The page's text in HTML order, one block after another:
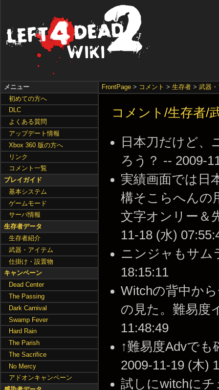
FrontPage > コメント >生存者 >武器
コメント/生存者/
日本刀だけど
ろう？ -- 2009-
実績画面では
構そこらへんの
文字オンリー＆
11-18 (水)
ニンジャもサム
18:15:11
Witchの背中か
の見た。難易度
11:48:49
↑難易度Advで
2009-11-19 (木)
試しにwitchに
メニュー
初めての方へ
DLC
よくある質問
アップデート情報
Xbox 360 版の方へ
リンク
コメント一覧
プレイガイド
基本システム
ゲームモード
サーバ情報
生存者データ
生存者紹介
武器・アイテム
仕掛け・設置物
キャンペーン
Dead Center
The Passing
Dark Carnival
Swamp Fever
Hard Rain
The Parish
The Sacrifice
No Mercy
アドオンキャンペーン